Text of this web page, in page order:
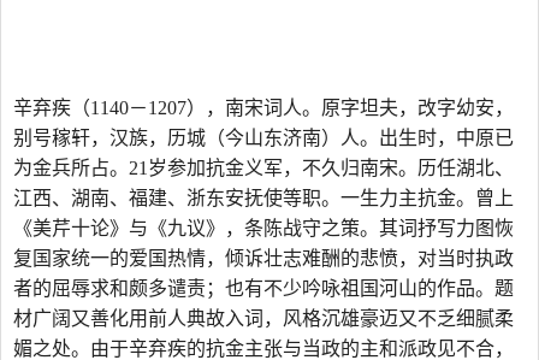
辛弃疾（1140－1207），南宋词人。原字坦夫，改字幼安，
别号稼轩，汉族，历城（今山东济南）人。出生时，中原已
为金兵所占。21岁参加抗金义军，不久归南宋。历任湖北、
江西、湖南、福建、浙东安抚使等职。一生力主抗金。曾上
《美芹十论》与《九议》，条陈战守之策。其词抒写力图恢
复国家统一的爱国热情，倾诉壮志难酬的悲愤，对当时执政
者的屈辱求和颇多谴责；也有不少吟咏祖国河山的作品。题
材广阔又善化用前人典故入词，风格沉雄豪迈又不乏细腻柔
媚之处。由于辛弃疾的抗金主张与当政的主和派政见不合，